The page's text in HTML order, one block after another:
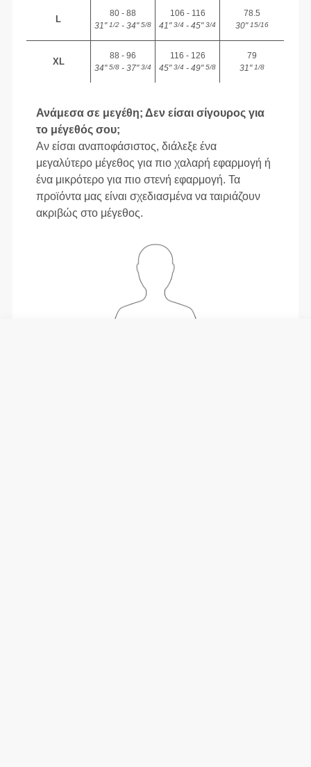
L
80 - 88
31"1/2 - 34"5/8
106 - 116
41"3/4 - 45"3/4
78.5
30"15/16
XL
88 - 96
34"5/8 - 37"3/4
116 - 126
45"3/4 - 49"5/8
79
31"1/8
Ανάμεσα σε μεγέθη; Δεν είσαι σίγουρος για
το μέγεθός σου;
Αν είσαι αναποφάσιστος, διάλεξε ένα
μεγαλύτερο μέγεθος για πιο χαλαρή εφαρμογή ή
ένα μικρότερο για πιο στενή εφαρμογή. Τα
προϊόντα μας είναι σχεδιασμένα να ταιριάζουν
ακριβώς στο μέγεθος.